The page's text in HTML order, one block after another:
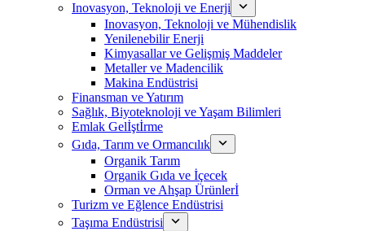
Inovasyon, Teknoloji ve Enerji
Inovasyon, Teknoloji ve Mühendislik
Yenilenebilir Enerji
Kimyasallar ve Gelişmiş Maddeler
Metaller ve Madencilik
Makina Endüstrisi
Finansman ve Yatırım
Sağlık, Biyoteknoloji ve Yaşam Bilimleri
Emlak Gelİştİrme
Gıda, Tarım ve Ormancılık
Organik Tarım
Organik Gıda ve İçecek
Orman ve Ahşap Ürünlerİ
Turizm ve Eğlence Endüstrisi
Taşıma Endüstrisi